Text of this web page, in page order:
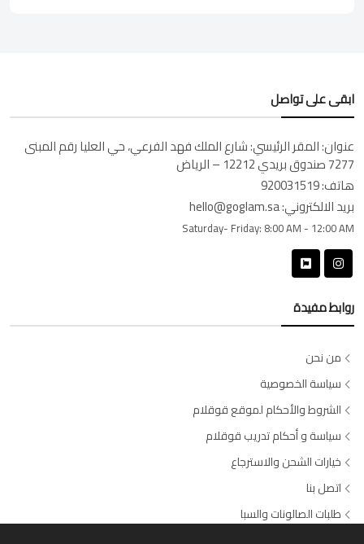
ابقى على تواصل
عنوان:المقر الرئيسي: شارع الملك فهد الفرعي، حي العليا رقم المبنى
7277 صندوق بريدي 12212 – الرياض
هاتف:920031519
بريد الالكتروني:hello@goglam.sa
Saturday- Friday: 8:00 AM - 12:00 AM
روابط مفيدة
من نحن
سياسة الخصوصية
الشروط والأحكام لموقع قوقلام
سياسة و أحكام تدريب قوقلام
خيارات الشحن والاسترجاع
اتصل بنا
طلبات الصالونات والسبا